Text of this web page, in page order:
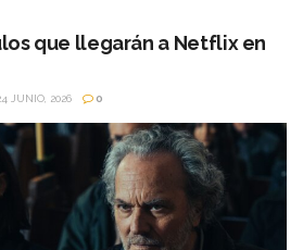
negro y suspenso, pasando por
que llegarán a Netflix en
JUNIO, 2026 0